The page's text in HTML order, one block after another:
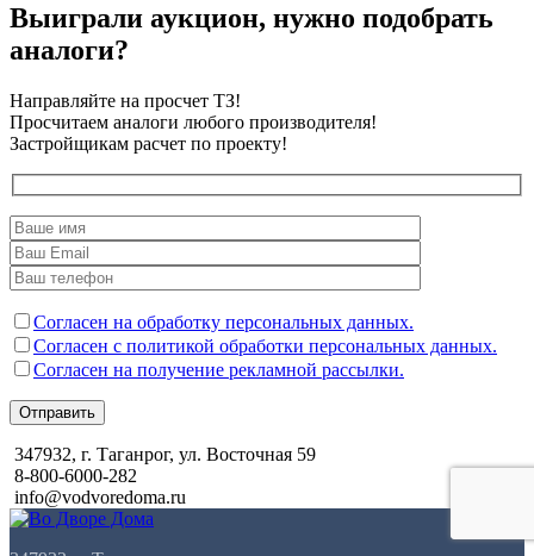
Выиграли аукцион, нужно подобрать
аналоги?
Направляйте на просчет ТЗ!
Просчитаем аналоги любого производителя!
Застройщикам расчет по проекту!
Согласен на обработку персональных данных.
Согласен с политикой обработки персональных данных.
Согласен на получение рекламной рассылки.
Отправить
347932, г. Таганрог, ул. Восточная 59
8-800-6000-282
info@vodvoredoma.ru